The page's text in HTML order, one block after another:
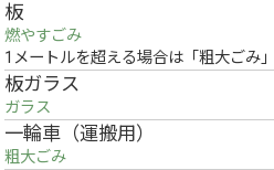
板
燃やすごみ
1メートルを超える場合は「粗大ごみ」
板ガラス
ガラス
一輪車（運搬用）
粗大ごみ